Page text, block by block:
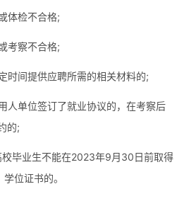
体检不合格;
考察不合格;
间提供应聘所需的相关材料的;
单位签订了就业协议的，在考察后
的;
毕业生不能在2023年9月30日前取得
位证书的。